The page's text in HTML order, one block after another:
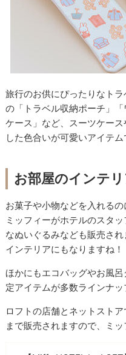
旅行のお供にぴったりなト
の「トラベル収納ポーチ」
ケース」など、スーツケー
した色合いが可愛いアイテム
お部屋のインテ
お菓子や小物などを入れる
ミッフィーがホテルのスタ
なぬいぐるみなども販売さ
インテリアにもなりますね！
ほかにもエコバッグやお風
定アイテムが多数ラインナッ
ロフトの店舗とネットスト
まで販売されますので、ミ